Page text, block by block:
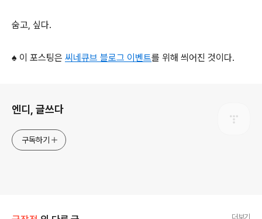
숨고, 싶다.
♠ 이 포스팅은 씨네큐브 블로그 이벤트를 위해 씌어진 것이다.
엔디, 글쓰다
구독하기
더보기